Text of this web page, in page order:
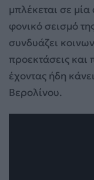
μπλέκεται σε
φονικό σεισμό
συνδυάζει
προεκτάσεις και
έχοντας ήδη
Βερολίνου.